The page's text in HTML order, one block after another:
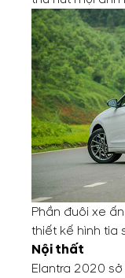
Phần đuôi xe
thiết kế hình tia
Nội thất
Elantra 2020